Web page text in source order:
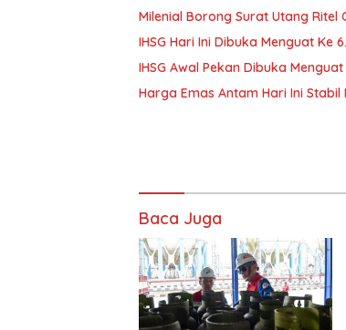
Milenial Borong Surat Utang Ritel
IHSG Hari Ini Dibuka Menguat Ke
IHSG Awal Pekan Dibuka
Harga Emas Antam Hari Ini
Baca Juga